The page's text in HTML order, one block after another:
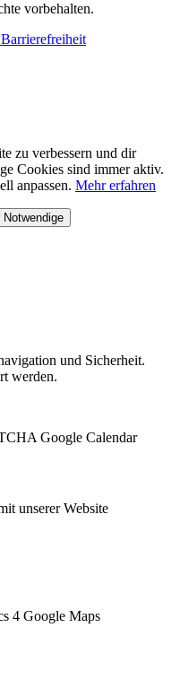
vorbehalten.
Barrierefreiheit
zu verbessern und dir
Cookies sind immer aktiv.
anpassen. Mehr erfahren
Notwendige
und Sicherheit.
werden.
Google Calendar
unserer Website
4 Google Maps